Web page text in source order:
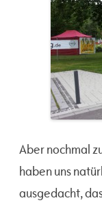
Aber nochmal
haben uns
ausgedacht,